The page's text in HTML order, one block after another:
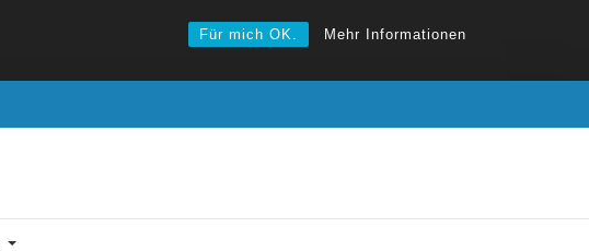
Für mich OK. Mehr Informationen